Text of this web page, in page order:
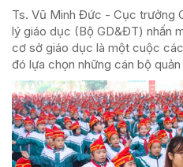
Ts. Vũ Minh Đức - Cục trưởng
lý giáo dục (Bộ GD&ĐT) nhấn
cơ sở giáo dục là một cuộc
đó lựa chọn những cán bộ